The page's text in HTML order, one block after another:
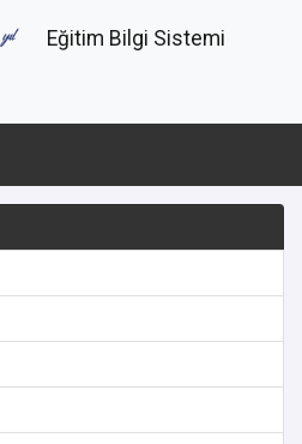
Eğitim Bilgi Sistemi